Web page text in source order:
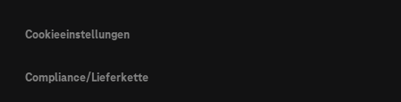
Cookieeinstellungen
Compliance/Lieferkette